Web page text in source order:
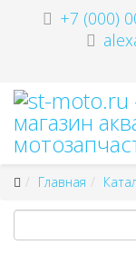
+7 (000)
Главная